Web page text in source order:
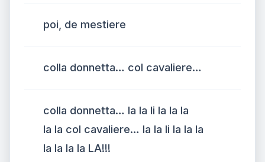
poi, de mestiere
colla donnetta… col cavaliere…
colla donnetta… la la li la la la
la la col cavaliere… la la li la la la
la la la la LA!!!